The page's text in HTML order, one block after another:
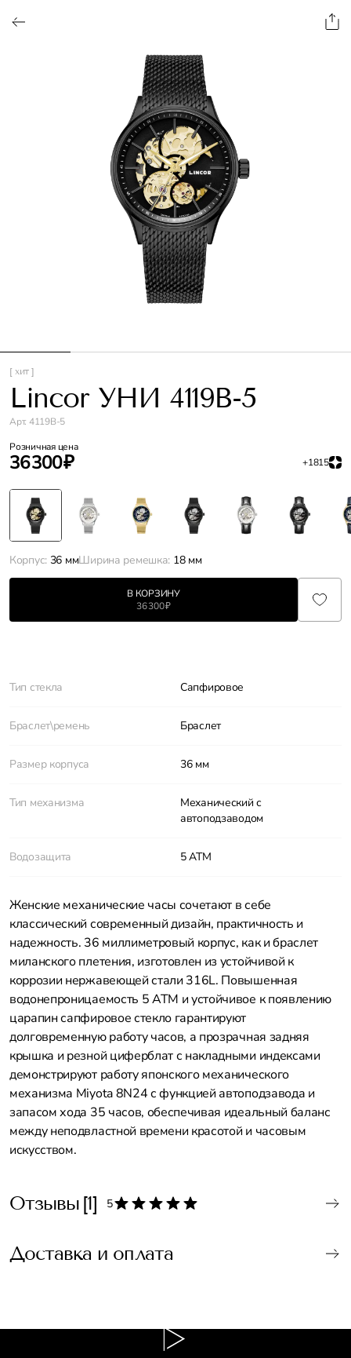
[ хит ]
Lincor УНИ 4119B-5
Арт. 4119B-5
Корпус: 36 ммШирина ремешка: 18 мм
Розничная цена
36 300 ₽ +1815
В КОРЗИНУ
36 300 ₽
Женские механические часы сочетают в себе
классический современный дизайн, практичность и
надежность. 36 миллиметровый корпус, как и браслет
миланского плетения, изготовлен из устойчивой к
коррозии нержавеющей стали 316L. Повышенная
водонепроницаемость 5 АТМ и устойчивое к появлению
царапин сапфировое стекло гарантируют
долговременную работу часов, а прозрачная задняя
крышка и резной циферблат с накладными индексами
демонстрируют работу японского механического
механизма Miyota 8N24 с функцией автоподзавода и
запасом хода 35 часов, обеспечивая идеальный баланс
между неподвластной времени красотой и часовым
искусством.
Тип стекла Сапфировое
Браслет\ремень Браслет
Размер корпуса 36 мм
Тип механизма
Механический с
автоподзаводом
Водозащита 5 АТМ
Отзывы [1] 5
Доставка и оплата